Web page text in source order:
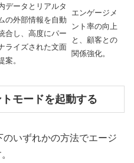
データとリアルタ
の外部情報を自動
合し、高度にパー
ライズされた文面
案。
エンゲージメ
ント率の向上
と、顧客との
関係強化。
モードを起動する
いずれかの方法でエージ